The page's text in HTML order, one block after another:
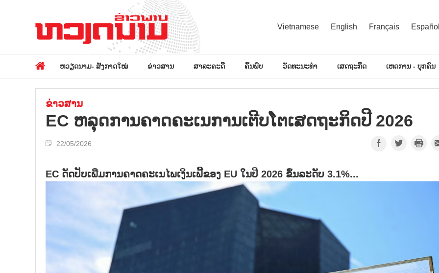
Vietnamese English Français
ຫວຽດນາມ- ສັງກາດໃໝ່ ຂ່າວສານ ສາລະຄະດີ ຄົ້ນພົບ ວັດທະນະທຳ ເສດຖະກິດ ເຫດການ - ບຸກຄົນ
ຂ່າວສານ
EC ຫລຸດ​ການ​ຄາດ​ຄະ​ເນ​ການ​ເຕີບ​ໂຕ​ເສດ​ຖະ​ກິດ​ປີ 2026
22/05/2026
EC ດັດ​ປັບ​​ເພີ່ມ​ການຄາດ​ຄະ​ເນ​ໄພ​ເງິນ​ເຟີ້​ຂອງ EU ໃນ​ປີ 2026 ຂຶ້ນ​ລະ​ດັບ 3.1%...